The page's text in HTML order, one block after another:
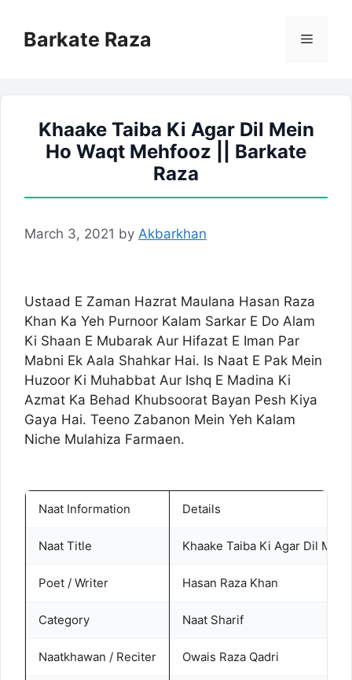
contentBarkate Raza Menu
Khaake Taiba Ki Agar Dil Mein
Ho Waqt Mehfooz || Barkate
Raza
March 3, 2021 by Akbarkhan
Ustaad E Zaman Hazrat Maulana Hasan Raza
Khan Ka Yeh Purnoor Kalam Sarkar E Do Alam
Ki Shaan E Mubarak Aur Hifazat E Iman Par
Mabni Ek Aala Shahkar Hai. Is Naat E Pak Mein
Huzoor Ki Muhabbat Aur Ishq E Madina Ki
Azmat Ka Behad Khubsoorat Bayan Pesh Kiya
Gaya Hai. Teeno Zabanon Mein Yeh Kalam
Niche Mulahiza Farmaen.
Naat Information Details
Naat Title Khaake Taiba Ki Agar Dil
Poet / Writer Hasan Raza Khan
Category Naat Sharif
Naatkhawan / Reciter Owais Raza Qadri